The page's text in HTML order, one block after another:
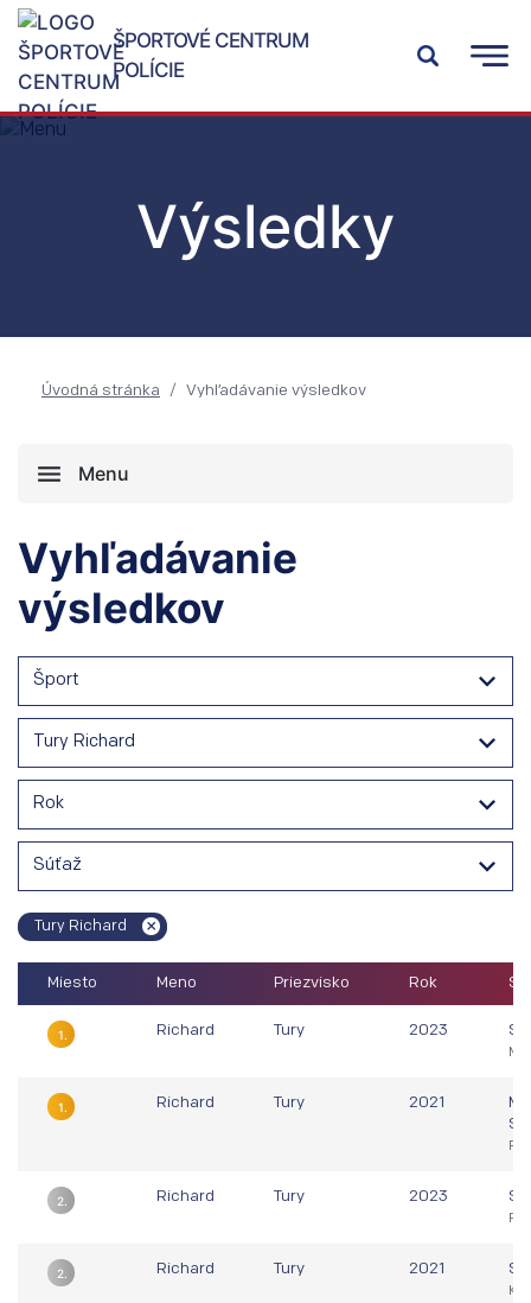
ŠPORTOVÉ CENTRUM
POLÍCIE
Výsledky
Úvodná stránka Vyhľadávanie výsledkov
Menu
Vyhľadávanie
výsledkov
Šport
Tury Richard
Rok
Súťaž
Tury Richard
Miesto Meno Priezvisko Rok
1. Richard Tury 2023
1. Richard Tury 2021
2. Richard Tury 2023
2. Richard Tury 2021